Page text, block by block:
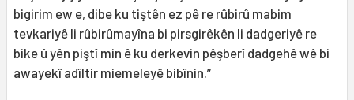
bigirim ew e, dibe ku tiştên ez pê re rûbirû mabim
tevkariyê li rûbirûmayîna bi pirsgirêkên li dadgeriyê re
bike û yên piştî min ê ku derkevin pêşberî dadgehê wê bi
awayekî adîltir miemeleyê bibînin.”